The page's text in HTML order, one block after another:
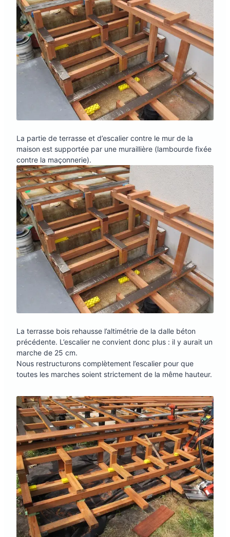
La partie de terrasse et d’escalier contre le mur de la
maison est supportée par une muraillière (lambourde fixée
contre la maçonnerie).
La terrasse bois rehausse l’altimétrie de la dalle béton
précédente. L’escalier ne convient donc plus : il y aurait un
marche de 25 cm.
Nous restructurons complètement l’escalier pour que
toutes les marches soient strictement de la même hauteur.